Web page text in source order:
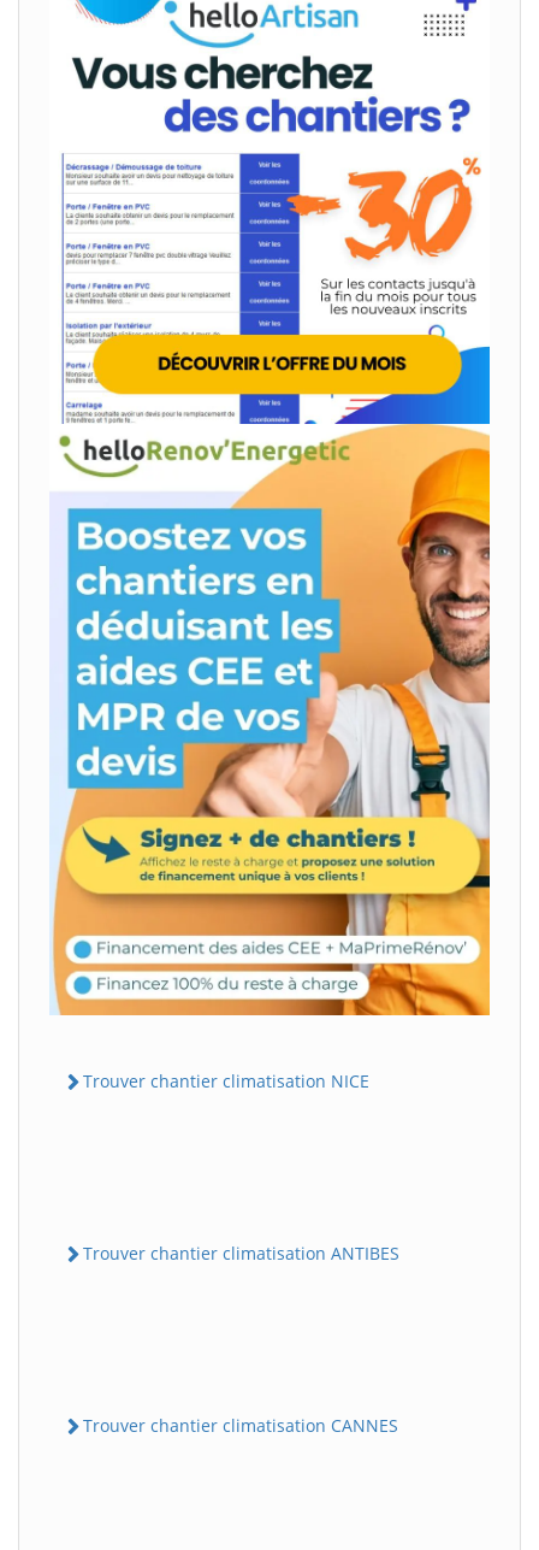
Trouver chantier climatisation NICE
Trouver chantier climatisation ANTIBES
Trouver chantier climatisation CANNES